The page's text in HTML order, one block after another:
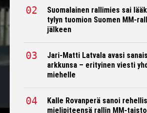
Suomalainen rallimies sai
tylyn tuomion Suomen MM-
jälkeen
Jari-Matti Latvala avasi
arkkunsa – erityinen viesti
miehelle
Kalle Rovanperä sanoi
mielipiteensä rallin MM-